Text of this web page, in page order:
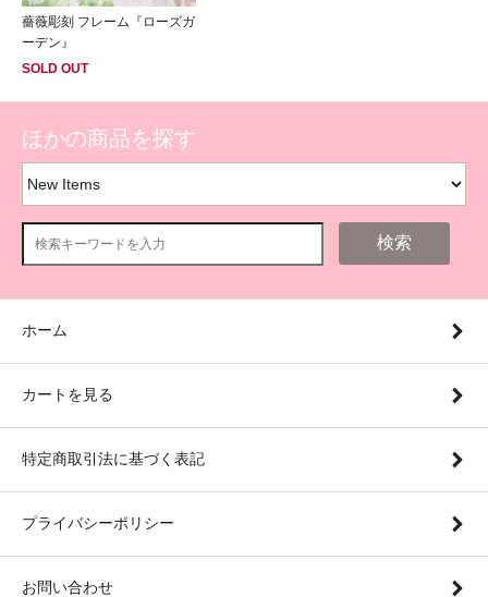
薔薇彫刻 フレーム『ローズガ
ーデン』
SOLD OUT
ほかの商品を探す
検索
ホーム
カートを見る
特定商取引法に基づく表記
プライバシーポリシー
お問い合わせ